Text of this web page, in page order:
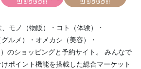
モノ（物販） ・ コト（体験）
・
ルメ）
・ オメカシ（美容）
・
のショッピングと予約サイト。
みんなで
けポイント機能を搭載した総合マーケット